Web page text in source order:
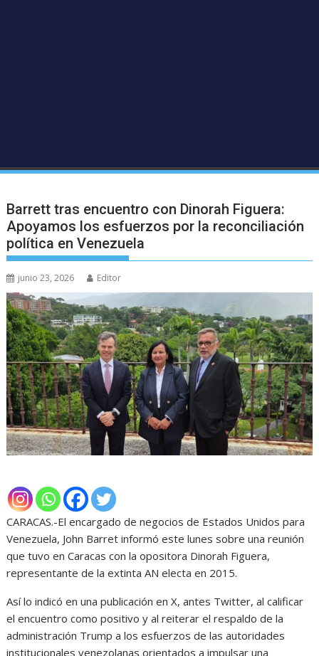
Barrett tras encuentro con Dinorah Figuera:
Apoyamos los esfuerzos por la reconciliación
política en Venezuela
junio 23, 2026 Editor
CARACAS.-El encargado de negocios de Estados Unidos para
Venezuela, John Barret informó este lunes sobre una reunión
que tuvo en Caracas con la opositora Dinorah Figuera,
representante de la extinta AN electa en 2015.
Así lo indicó en una publicación en X, antes Twitter, al calificar
el encuentro como positivo y al reiterar el respaldo de la
administración Trump a los esfuerzos de las autoridades
institucionales venezolanas orientados a impulsar una